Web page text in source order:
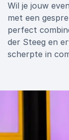
Wil je jouw
met een
perfect
der Steeg en
scherpte in